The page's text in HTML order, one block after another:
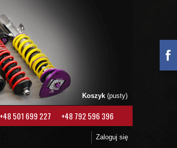
Koszyk (pusty)
+48 501 699 227 +48 792 596 396
Zaloguj się